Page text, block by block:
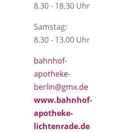
8.30 - 18.30 Uhr
Samstag:
8.30 - 13.00 Uhr
bahnhof-
apotheke-
berlin@gmx.de
www.bahnhof-
apotheke-
lichtenrade.de